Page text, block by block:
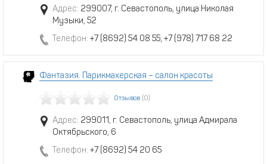
Адрес: 299007, г. Севастополь, улица Николая
Музыки, 52
Телефон: +7 (8692) 54 08 55; +7 (978) 717 68 22
Фантазия. Парикмахерская – салон красоты
Отзывов (0)
Адрес: 299011, г. Севастополь, улица Адмирала
Октябрьского, 6
Телефон: +7 (8692) 54 20 65